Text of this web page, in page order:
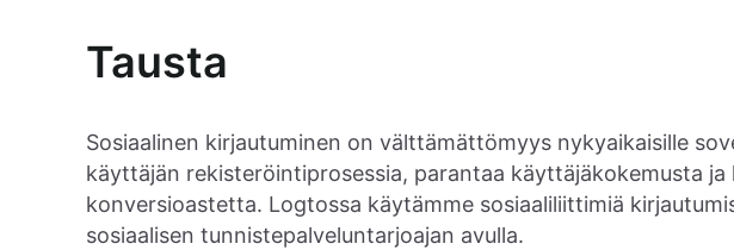
Tausta
Sosiaalinen kirjautuminen on välttämättömyys nykyaikaisille
käyttäjän rekisteröintiprosessia, parantaa käyttäjäkokemusta
konversioastetta. Logtossa käytämme sosiaaliliittimiä
sosiaalisen tunnistepalveluntarjoajan avulla.